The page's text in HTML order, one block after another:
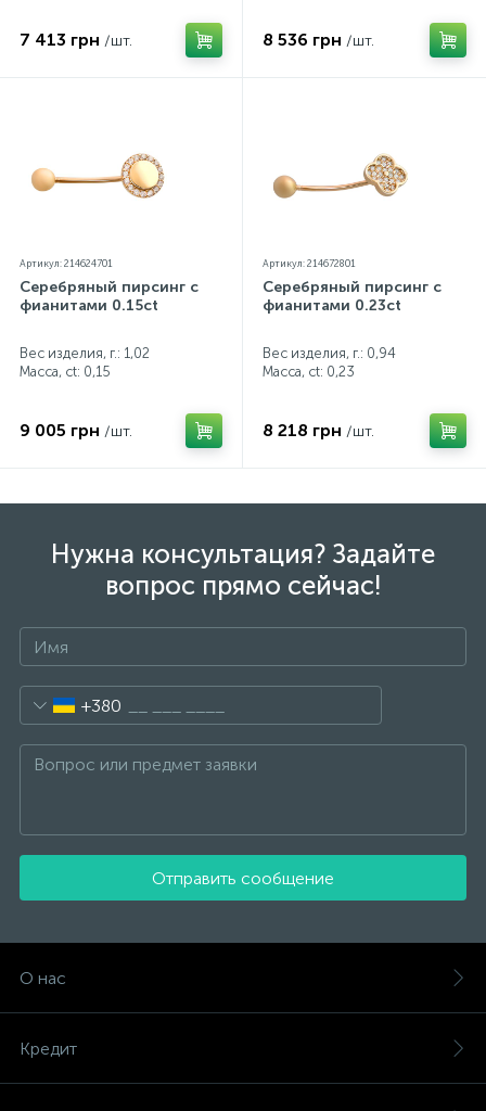
7 413 грн /шт. 8 536 грн /шт.
Артикул: 214624701
Серебряный пирсинг с
фианитами 0.15ct
Вес изделия, г.: 1,02
Масса, ct: 0,15
9 005 грн /шт.
Артикул: 214672801
Серебряный пирсинг с
фианитами 0.23ct
Вес изделия, г.: 0,94
Масса, ct: 0,23
8 218 грн /шт.
Нужна консультация? Задайте
вопрос прямо сейчас!
+380
Отправить сообщение
О нас
Кредит